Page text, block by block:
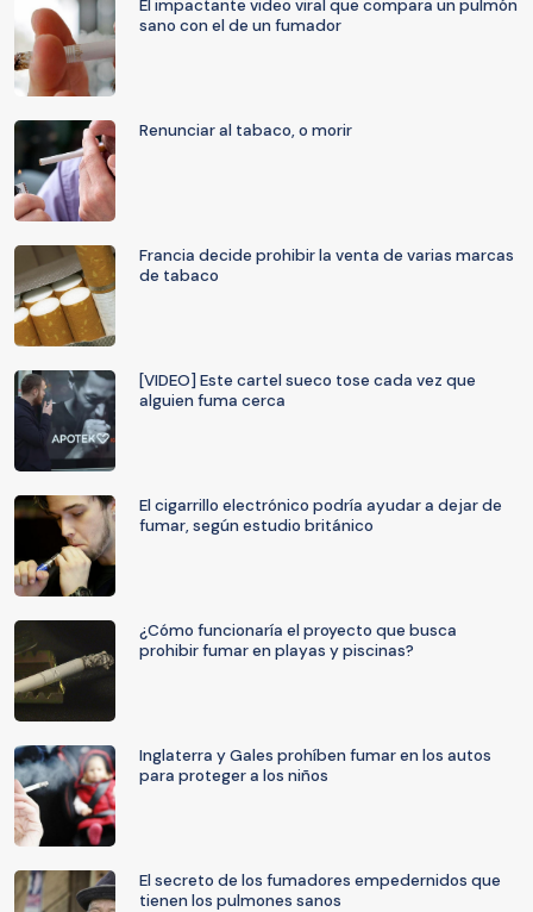
El impactante video viral que compara un pulmón
sano con el de un fumador
Renunciar al tabaco, o morir
Francia decide prohibir la venta de varias marcas
de tabaco
[VIDEO] Este cartel sueco tose cada vez que
alguien fuma cerca
El cigarrillo electrónico podría ayudar a dejar de
fumar, según estudio británico
¿Cómo funcionaría el proyecto que busca
prohibir fumar en playas y piscinas?
Inglaterra y Gales prohíben fumar en los autos
para proteger a los niños
El secreto de los fumadores empedernidos que
tienen los pulmones sanos